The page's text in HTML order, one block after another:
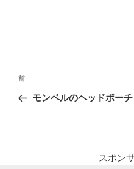
投
ナ
前
の
前
モンベルのヘッドポー
スポン